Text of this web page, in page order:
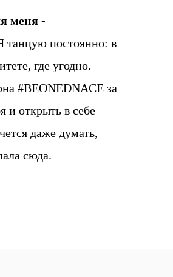
меня -
танцую постоянно: в
где угодно.
#BEONEDNACE за
и открыть в себе
даже думать,
сюда.